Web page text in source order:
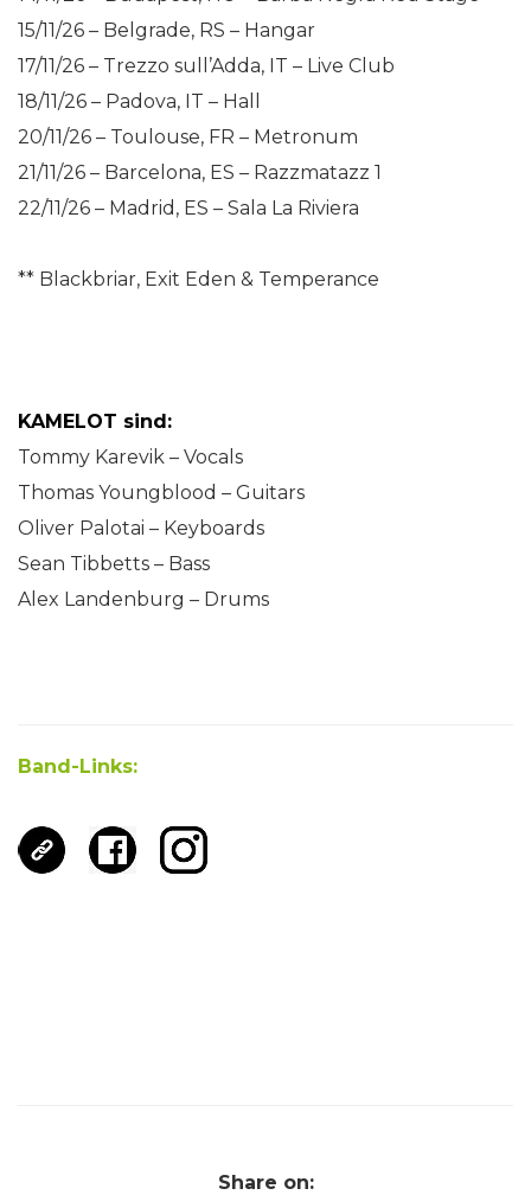
15/11/26 – Belgrade, RS – Hangar
17/11/26 – Trezzo sull’Adda, IT – Live Club
18/11/26 – Padova, IT – Hall
20/11/26 – Toulouse, FR – Metronum
21/11/26 – Barcelona, ES – Razzmatazz 1
22/11/26 – Madrid, ES – Sala La Riviera
** Blackbriar, Exit Eden & Temperance
KAMELOT sind:
Tommy Karevik – Vocals
Thomas Youngblood – Guitars
Oliver Palotai – Keyboards
Sean Tibbetts – Bass
Alex Landenburg – Drums
Band-Links:
Share on: